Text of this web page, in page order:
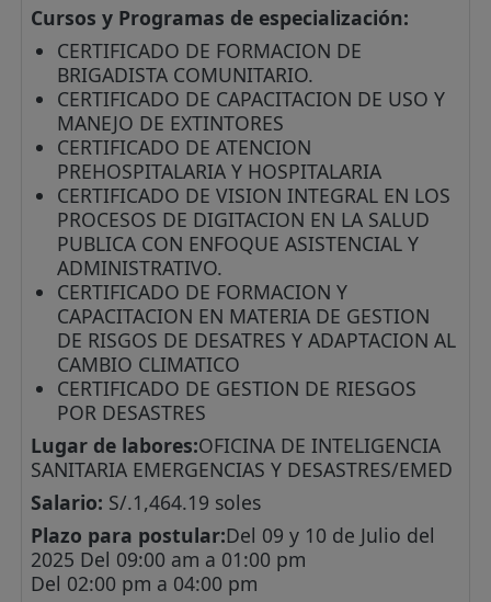
Cursos y Programas de especialización:
CERTIFICADO DE FORMACION DE
BRIGADISTA COMUNITARIO.
CERTIFICADO DE CAPACITACION DE USO Y
MANEJO DE EXTINTORES
CERTIFICADO DE ATENCION
PREHOSPITALARIA Y HOSPITALARIA
CERTIFICADO DE VISION INTEGRAL EN LOS
PROCESOS DE DIGITACION EN LA SALUD
PUBLICA CON ENFOQUE ASISTENCIAL Y
ADMINISTRATIVO.
CERTIFICADO DE FORMACION Y
CAPACITACION EN MATERIA DE GESTION
DE RISGOS DE DESATRES Y ADAPTACION AL
CAMBIO CLIMATICO
CERTIFICADO DE GESTION DE RIESGOS
POR DESASTRES
Lugar de labores:OFICINA DE INTELIGENCIA
SANITARIA EMERGENCIAS Y DESASTRES/EMED
Salario: S/.1,464.19 soles
Plazo para postular:Del 09 y 10 de Julio del
2025 Del 09:00 am a 01:00 pm
Del 02:00 pm a 04:00 pm